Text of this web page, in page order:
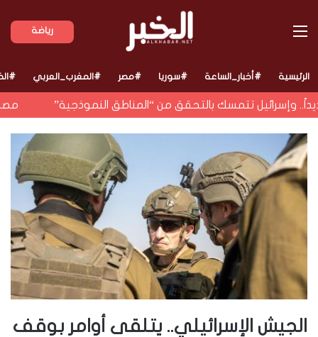
رياضة القائمة
الرئيسية #أخبار_الساعة #سوريا #مصر #المغرب_العربي
وإسرائيل تتمسك بالتحقق من “المناطق النموذجية”
الجيش الإسرائيلي.. يتلقى أوامر بوقف